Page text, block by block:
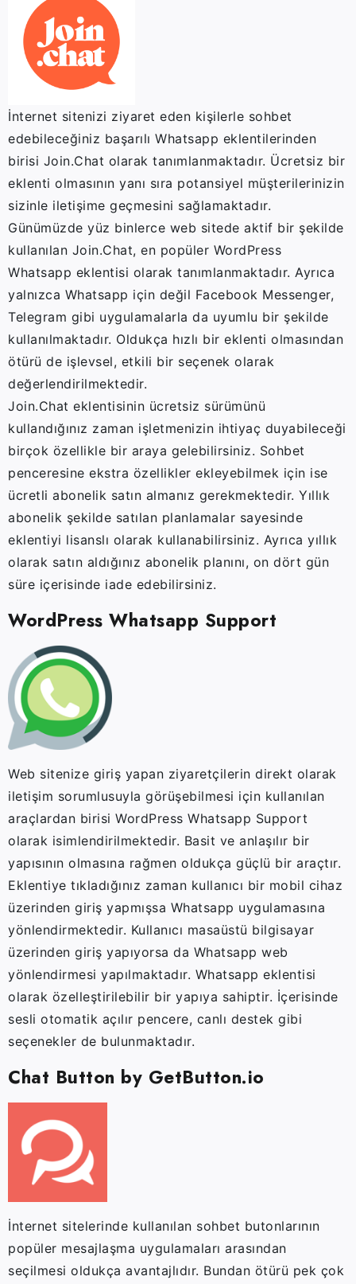
İnternet sitenizi ziyaret eden kişilerle sohbet
edebileceğiniz başarılı Whatsapp eklentilerinden
birisi Join.Chat olarak tanımlanmaktadır. Ücretsiz bir
eklenti olmasının yanı sıra potansiyel müşterilerinizin
sizinle iletişime geçmesini sağlamaktadır.
Günümüzde yüz binlerce web sitede aktif bir şekilde
kullanılan Join.Chat, en popüler WordPress
Whatsapp eklentisi olarak tanımlanmaktadır. Ayrıca
yalnızca Whatsapp için değil Facebook Messenger,
Telegram gibi uygulamalarla da uyumlu bir şekilde
kullanılmaktadır. Oldukça hızlı bir eklenti olmasından
ötürü de işlevsel, etkili bir seçenek olarak
değerlendirilmektedir.
Join.Chat eklentisinin ücretsiz sürümünü
kullandığınız zaman işletmenizin ihtiyaç duyabileceği
birçok özellikle bir araya gelebilirsiniz. Sohbet
penceresine ekstra özellikler ekleyebilmek için ise
ücretli abonelik satın almanız gerekmektedir. Yıllık
abonelik şekilde satılan planlamalar sayesinde
eklentiyi lisanslı olarak kullanabilirsiniz. Ayrıca yıllık
olarak satın aldığınız abonelik planını, on dört gün
süre içerisinde iade edebilirsiniz.
WordPress Whatsapp Support
Web sitenize giriş yapan ziyaretçilerin direkt olarak
iletişim sorumlusuyla görüşebilmesi için kullanılan
araçlardan birisi WordPress Whatsapp Support
olarak isimlendirilmektedir. Basit ve anlaşılır bir
yapısının olmasına rağmen oldukça güçlü bir araçtır.
Eklentiye tıkladığınız zaman kullanıcı bir mobil cihaz
üzerinden giriş yapmışsa Whatsapp uygulamasına
yönlendirmektedir. Kullanıcı masaüstü bilgisayar
üzerinden giriş yapıyorsa da Whatsapp web
yönlendirmesi yapılmaktadır. Whatsapp eklentisi
olarak özelleştirilebilir bir yapıya sahiptir. İçerisinde
sesli otomatik açılır pencere, canlı destek gibi
seçenekler de bulunmaktadır.
Chat Button by GetButton.io
İnternet sitelerinde kullanılan sohbet butonlarının
popüler mesajlaşma uygulamaları arasından
seçilmesi oldukça avantajlıdır. Bundan ötürü pek çok